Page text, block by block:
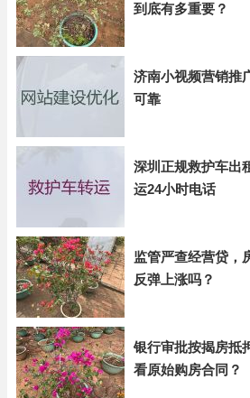
到底有多重要？
济南小视频营销推
可靠
深圳正规救护车出
运24小时电话
监管严查经营贷，
反弹上涨吗？
银行审批按揭房抵
看原始购房合同？